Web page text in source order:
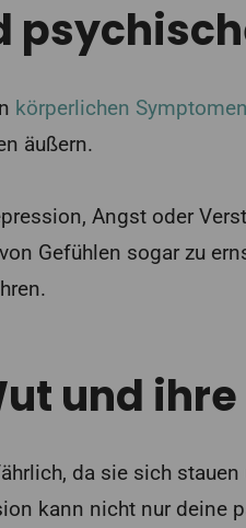
körperlichen Symptomen
äußern.
Angst oder
Gefühlen sogar zu
und ihre
da sie sich
kann nicht nur deine